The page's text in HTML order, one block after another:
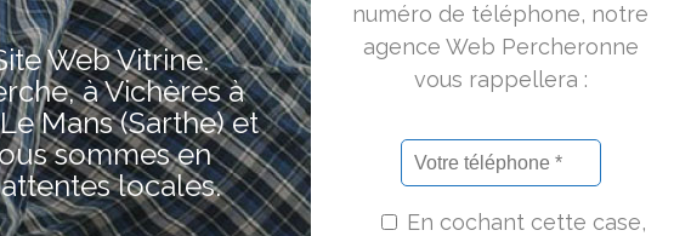
Web Vitrine.
à Vichères à
Mans (Sarthe) et
sommes en
locales.
numéro de téléphone, notre
agence Web Percheronne
vous rappellera :
En cochant cette case,